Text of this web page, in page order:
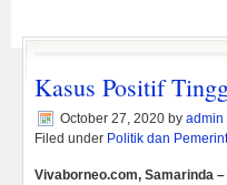
Kasus Positif
October 27, 2020 by admin
Filed under Politik dan
Vivaborneo.com, Samarinda –